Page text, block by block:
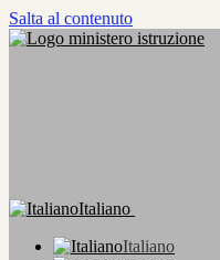
Salta al contenuto
Italiano
Italiano